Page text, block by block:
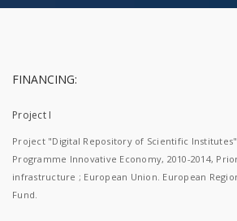
FINANCING:
Project I
Project "Digital Repository of Scientific
Programme Innovative Economy, 2010-2014,
infrastructure ; European Union. European
Fund.